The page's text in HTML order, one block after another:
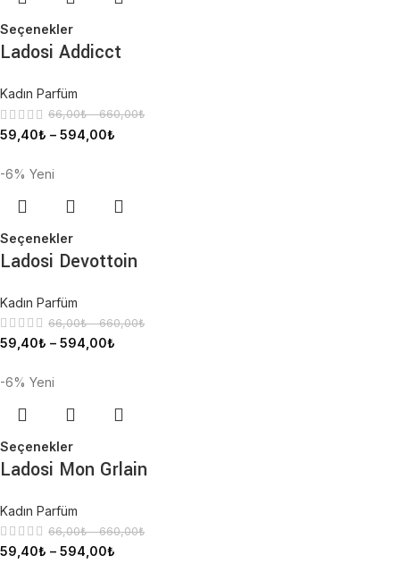
Seçenekler
Ladosi Addicct
Kadın Parfüm
66,00₺ –660,00₺
59,40₺ – 594,00₺
-6% Yeni
Seçenekler
Ladosi Devottoin
Kadın Parfüm
66,00₺ –660,00₺
59,40₺ – 594,00₺
-6% Yeni
Seçenekler
Ladosi Mon Grlain
Kadın Parfüm
66,00₺ –660,00₺
59,40₺ – 594,00₺